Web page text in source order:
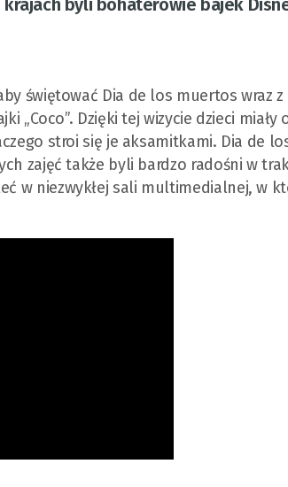
byli bohaterowie bajek
świętować Dia de los muertos wraz z
„Coco”. Dzięki tej wizycie dzieci miały
stroi się je aksamitkami. Dia de
zajęć także byli bardzo radośni w
w niezwykłej sali multimedialnej, w